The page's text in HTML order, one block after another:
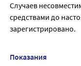
Случаев
средствами до
зарегистрировано.
Показания